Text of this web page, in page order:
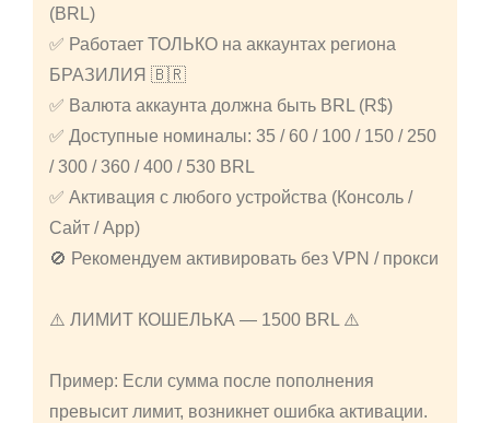
(BRL)
✅ Работает ТОЛЬКО на аккаунтах региона
БРАЗИЛИЯ 🇧🇷
✅ Валюта аккаунта должна быть BRL (R$)
✅ Доступные номиналы: 35 / 60 / 100 / 150 / 250
/ 300 / 360 / 400 / 530 BRL
✅ Активация с любого устройства (Консоль /
Сайт / App)
🚫 Рекомендуем активировать без VPN / прокси
⚠️ ЛИМИТ КОШЕЛЬКА — 1500 BRL ⚠️
Пример: Если сумма после пополнения
превысит лимит, возникнет ошибка активации.